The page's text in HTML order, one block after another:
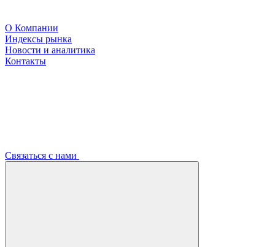
О Компании
Индексы рынка
Новости и аналитика
Контакты
Связаться с нами